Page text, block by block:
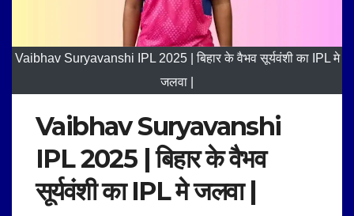
Vaibhav Suryavanshi IPL 2025 | बिहार के वैभव सूर्यवंशी का IPL मे
जलवा |
Vaibhav Suryavanshi
IPL 2025 | बिहार के वैभव
सूर्यवंशी काIPL मे जलवा|